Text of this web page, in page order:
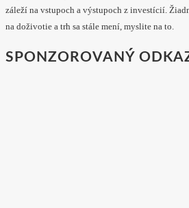
záleží na vstupoch a výstupoch z investícií.
na doživotie a trh sa stále mení, myslite na to.
SPONZOROVANÝ